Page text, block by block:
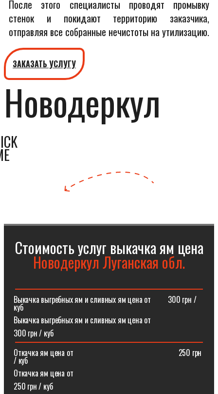
После этого специалисты проводят промывку
стенок и покидают территорию заказчика,
отправляя все собранные нечистоты на утилизацию.
ЗАКАЗАТЬ УСЛУГУ
Новодеркул
Стоимость услуг выкачка ям цена
Новодеркул Луганская обл.
Выкачка выгребных ям и сливных ям цена от⠀⠀⠀300 грн /
куб
Выкачка выгребных ям и сливных ям цена от
300 грн / куб
Откачка ям цена от ⠀⠀⠀⠀⠀⠀⠀⠀⠀⠀⠀⠀⠀⠀⠀⠀⠀⠀250 грн
/ куб
Откачка ям цена от
250 грн / куб